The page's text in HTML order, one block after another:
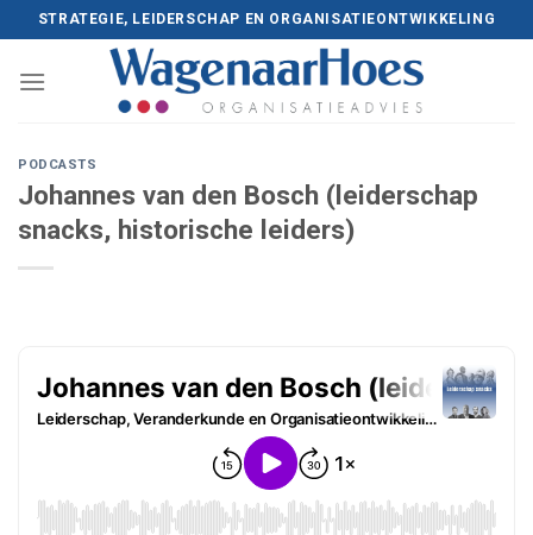
to
content
STRATEGIE, LEIDERSCHAP EN ORGANISATIEONTWIKKELING
PODCASTS
Johannes van den Bosch (leiderschap
snacks, historische leiders)